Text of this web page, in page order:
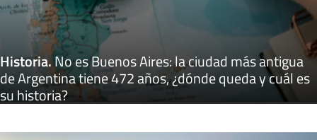
Historia.No es Buenos Aires: la ciudad más antigua
de Argentina tiene 472 años, ¿dónde queda y cuál es
su historia?